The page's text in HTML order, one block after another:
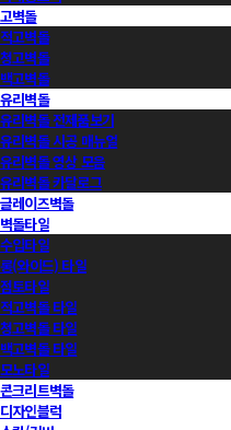
고벽돌
적고벽돌
청고벽돌
백고벽돌
유리벽돌
유리벽돌 전제품보기
유리벽돌 시공 매뉴얼
유리벽돌 영상 모음
유리벽돌 카달로그
글레이즈벽돌
벽돌타일
수입타일
롱(와이드) 타일
점토타일
적고벽돌 타일
청고벽돌 타일
백고벽돌 타일
모노타일
콘크리트벽돌
디자인블럭